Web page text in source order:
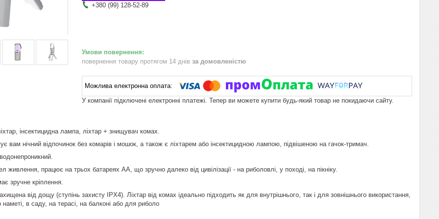
+380 (99) 128-52-89
повернення товару протягом 14 днів за домовленістю
У компанії підключені електронні платежі. Тепер ви можете купити будь-який товар не покидаючи сайту.
інсектицидна лампа, ліхтар + знищувач комах.
вам нічний відпочинок без комарів і мошок, а також є ліхтарем або інсектицидною лампою, підвішеною на гачок-тримач.
живлення, працює на трьох батареях АА, що зручно далеко від цивілізації - на риболовлі, у поході, на пікніку.
зручне кріплення.
від дощу (ступінь захисту IPХ4). Ліхтар від комах ідеально підходить як для внутрішнього, так і для зовнішнього використання,
в саду, на терасі, на балконі або для риболо